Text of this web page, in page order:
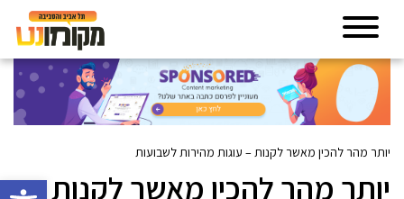
פתח
יותר מהר להכין מאשר לקנות – עוגות מהירות לשבועות
יותר מהר להכין מאשר לקנות –